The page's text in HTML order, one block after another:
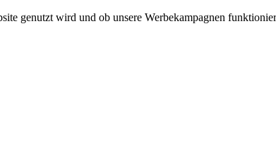
genutzt wird und ob unsere Werbekampagnen